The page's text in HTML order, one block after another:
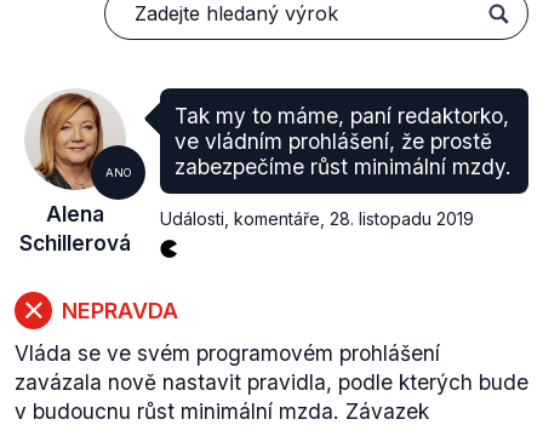
ANO
Alena
Schillerová
Tak my to máme, paní redaktorko,
ve vládním prohlášení, že prostě
zabezpečíme růst minimální mzdy.
Události, komentáře 28. listopadu 2019
NEPRAVDA
Vláda se ve svém programovém prohlášení
zavázala nově nastavit pravidla, podle kterých bude
v budoucnu růst minimální mzda. Závazek